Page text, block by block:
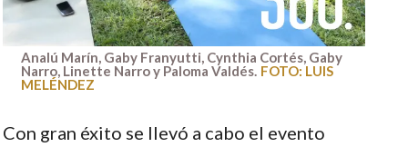
Analú Marín, Gaby Franyutti, Cynthia Cortés, Gaby
Narro, Linette Narro y Paloma Valdés. FOTO: LUIS
MELÉNDEZ
Con gran éxito se llevó a cabo el evento